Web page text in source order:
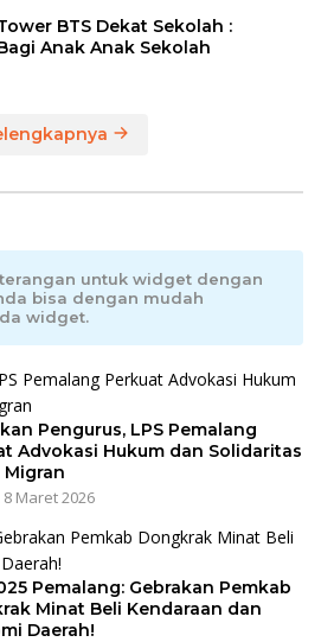
BTS Dekat Sekolah :
Anak Anak Sekolah
untuk widget dengan
bisa dengan mudah
widget.
Pengurus, LPS Pemalang
Advokasi Hukum dan Solidaritas
Migran
Maret 2026
Pemalang: Gebrakan Pemkab
Minat Beli Kendaraan dan
Daerah!